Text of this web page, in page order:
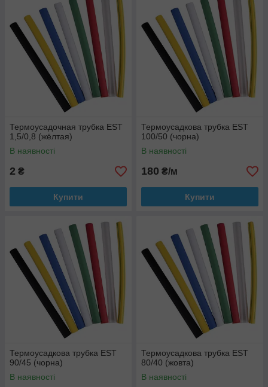
9. Відповідає вимогам SONY і RoHS.
Термоусадочная трубка EST
1,5/0,8 (жёлтая)
В наявності
2 ₴
Купити
Термоусадкова трубка EST
100/50 (чорна)
В наявності
180 ₴/м
Купити
Термоусадкова трубка EST
90/45 (чорна)
В наявності
Термоусадкова трубка EST
80/40 (жовта)
В наявності